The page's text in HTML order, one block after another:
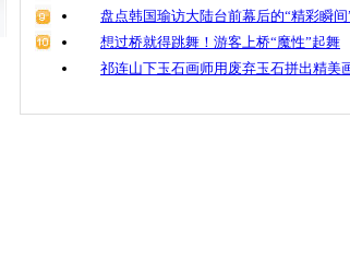
盘点韩国瑜访大陆台前幕后的“精彩瞬间
想过桥就得跳舞！游客上桥“魔性”起舞
祁连山下玉石画师用废弃玉石拼出精美